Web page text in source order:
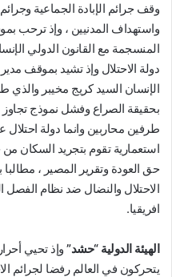
وقف جرائم الإبادة الجماعية
واستهداف المدنيين ، وإذ ترحب
المنسجمة مع القانون الدولي
دولة الاحتلال وإذ تشيد بموقف
الإنسان السيد كريج مخيبر والذي
بحقيقة الصراع وفشل نموذج تجاوز
طرفين محاربين وانما دولة
استعمارية تقوم بتجريد السكان
حق العودة وتقرير المصير ، مطالبا
الاحتلال والنضال ضد نظام
افريقيا.
الهيئة الدولية “حشد” وإذ تحيي
يتحركون في العالم رفضا لجرائم